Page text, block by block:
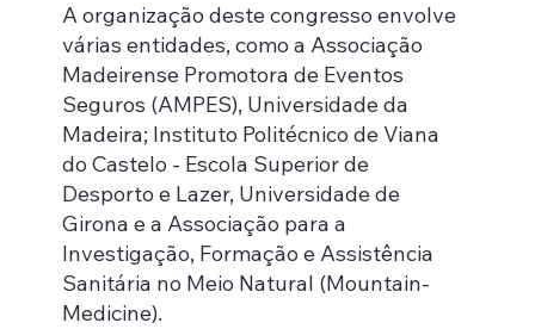
A organização deste congresso envolve
várias entidades, como a Associação
Madeirense Promotora de Eventos
Seguros (AMPES), Universidade da
Madeira; Instituto Politécnico de Viana
do Castelo - Escola Superior de
Desporto e Lazer, Universidade de
Girona e a Associação para a
Investigação, Formação e Assistência
Sanitária no Meio Natural (Mountain-
Medicine).